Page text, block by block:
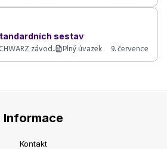
sestav
závod.. Plný úvazek 9. července
Informace
Kontakt